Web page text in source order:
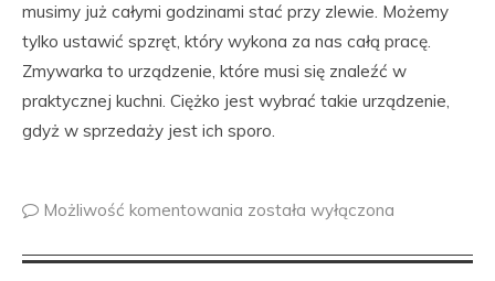
musimy już całymi godzinami stać przy zlewie. Możemy
tylko ustawić spzręt, który wykona za nas całą pracę.
Zmywarka to urządzenie, które musi się znaleźć w
praktycznej kuchni. Ciężko jest wybrać takie urządzenie,
gdyż w sprzedaży jest ich sporo.
Możliwość komentowania została wyłączona